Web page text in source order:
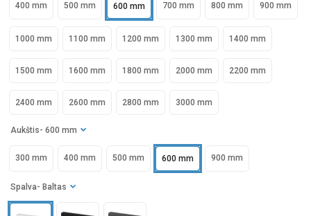
400 mm 500 mm 600 mm 700 mm 800 mm 900 mm
1000 mm 1100 mm 1200 mm 1300 mm 1400 mm
1500 mm 1600 mm 1800 mm 2000 mm 2200 mm
2400 mm 2600 mm 2800 mm 3000 mm
Aukštis - 600 mm
300 mm 400 mm 500 mm 600 mm 900 mm
Spalva - Baltas